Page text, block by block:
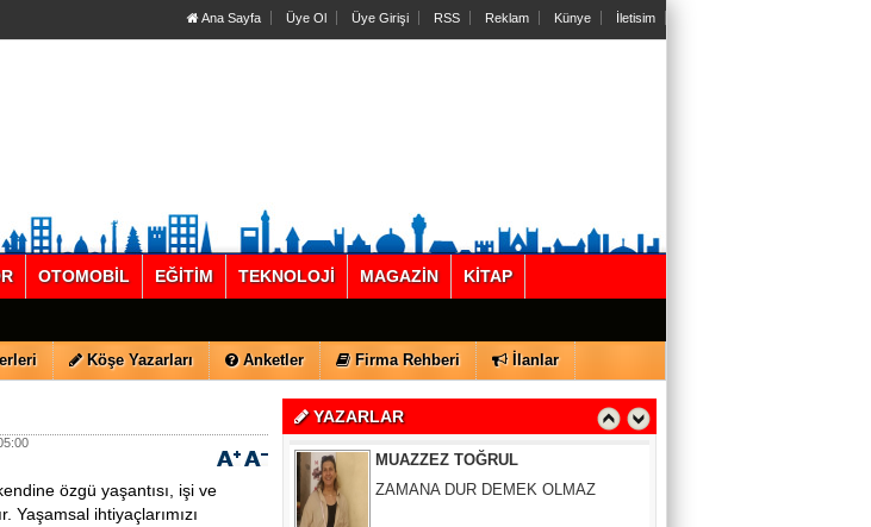
Ana Sayfa Üye Ol Üye Girişi RSS Reklam Künye İletisim
OTOMOBİL EĞİTİM TEKNOLOJİ MAGAZİN KİTAP
Köşe Yazarları Anketler Firma Rehberi İlanlar
özgü yaşantısı, işi ve
Yaşamsal ihtiyaçlarımızı
YAZARLAR
Gül Saydam
ZAMANA DUR DEMEK OLMAZ